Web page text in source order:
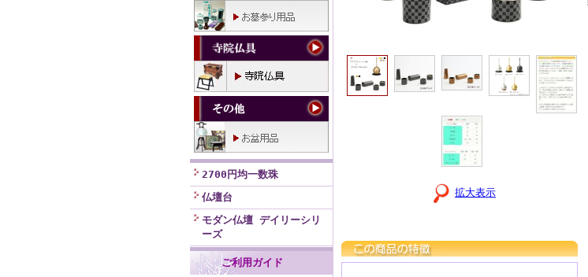
2700円均一数珠
仏壇台
モダン仏壇 デイリーシリ
ーズ
ご利用ガイド
拡大表示